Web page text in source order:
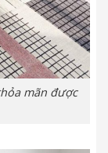
mãn được